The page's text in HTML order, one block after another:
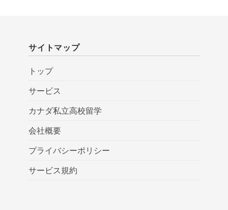
サイトマップ
トップ
サービス
カナダ私立高校留学
会社概要
プライバシーポリシー
サービス規約